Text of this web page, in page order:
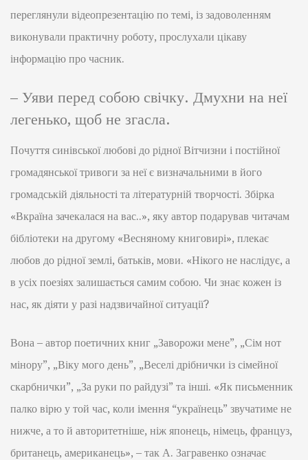
переглянули відеопрезентацію по темі, із задоволенням
виконували практичну роботу, прослухали цікаву
інформацію про часник.
– Уяви перед собою свічку. Дмухни на неї
легенько, щоб не згасла.
Почуття синівської любові до рідної Вітчизни і постійної
громадянської тривоги за неї є визначальними в його
громадській діяльності та літературній творчості. Збірка
«Вкраїна зачекалася на вас..», яку автор подарував читачам
бібліотеки на другому «Весняному книговирі», плекає
любов до рідної землі, батьків, мови. «Нікого не наслідує, а
в усіх поезіях залишається самим собою. Чи знає кожен із
нас, як діяти у разі надзвичайної ситуації?
Вона – автор поетичних книг „Заворожи мене”, „Сім нот
мінору”, „Віку мого день”, „Веселі дрібнички із сімейної
скарбнички”, „За руки по райдузі” та інші. «Як письменник
палко вірю у той час, коли імення “українець” звучатиме не
нижче, а то й авторитетніше, ніж японець, німець, француз,
британець, американець», – так А. Загравенко означає